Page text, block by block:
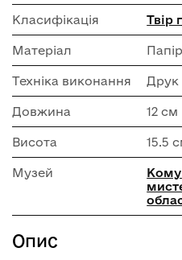
Класифікація Твір
Матеріал Папір
Техніка виконання Друк
Довжина 12 см
Висота 15.5
Музей
Опис